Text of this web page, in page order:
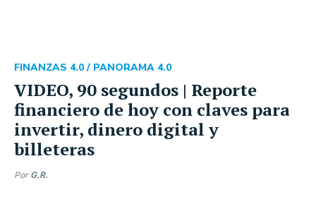
VIDEO, 90 segundos | Reporte
financiero de hoy con claves para
invertir, dinero digital y
billeteras
FINANZAS 4.0 / PANORAMA 4.0
Por G.R.